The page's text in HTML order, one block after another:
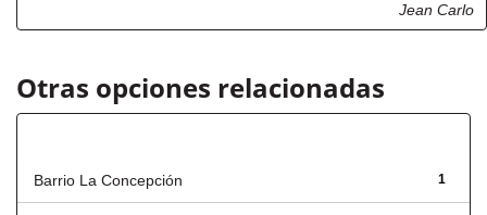
Jean Carlo
Otras opciones relacionadas
1
Barrio La Concepción